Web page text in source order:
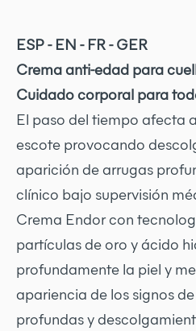
ESP - EN - FR - GER
Crema anti-edad para
Cuidado corporal para
El paso del tiempo afecta
escote provocando
aparición de arrugas
clínico bajo supervisión
Crema Endor con
partículas de oro y ácido
profundamente la piel y
apariencia de los signos
profundas y